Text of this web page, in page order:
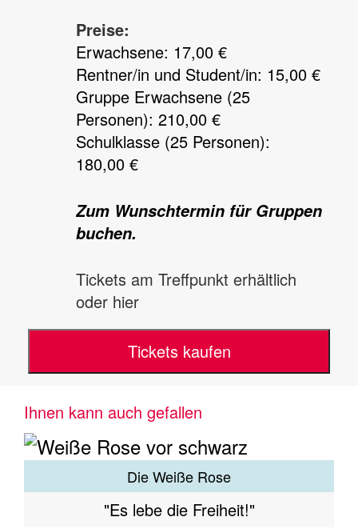
Preise:
Erwachsene: 17,00 €
Rentner/in und Student/in: 15,00 €
Gruppe Erwachsene (25
Personen): 210,00 €
Schulklasse (25 Personen):
180,00 €
Zum Wunschtermin für Gruppen
buchen.
Tickets am Treffpunkt erhältlich
oder hier
Tickets kaufen
Ihnen kann auch gefallen
Die Weiße Rose
"Es lebe die Freiheit!"